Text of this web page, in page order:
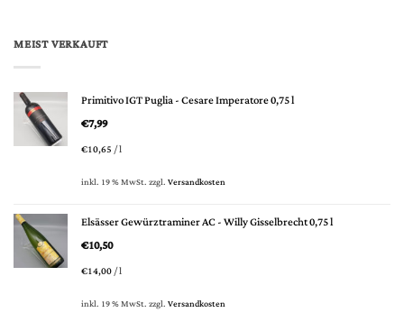
MEIST VERKAUFT
Primitivo IGT Puglia - Cesare Imperatore 0,75 l
€7,99
€10,65/l
inkl. 19 % MwSt.zzgl.Versandkosten
Elsässer Gewürztraminer AC - Willy Gisselbrecht 0,75 l
€10,50
€14,00/l
inkl. 19 % MwSt.zzgl.Versandkosten